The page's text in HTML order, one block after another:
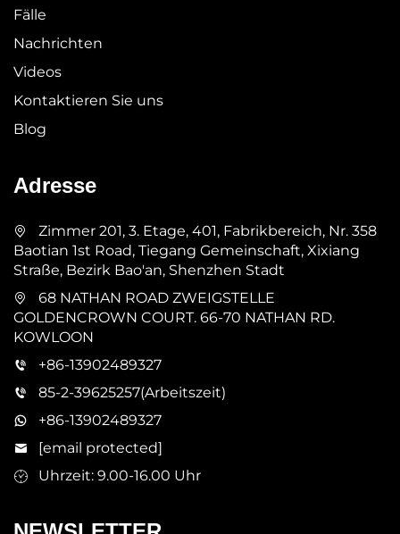
Fälle
Nachrichten
Videos
Kontaktieren Sie uns
Blog
Adresse
Zimmer 201, 3. Etage, 401, Fabrikbereich, Nr. 358
Baotian 1st Road, Tiegang Gemeinschaft, Xixiang
Straße, Bezirk Bao'an, Shenzhen Stadt
68 NATHAN ROAD ZWEIGSTELLE
GOLDENCROWN COURT. 66-70 NATHAN RD.
KOWLOON
+86-13902489327
85-2-39625257(Arbeitszeit)
+86-13902489327
[email protected]
Uhrzeit: 9.00-16.00 Uhr